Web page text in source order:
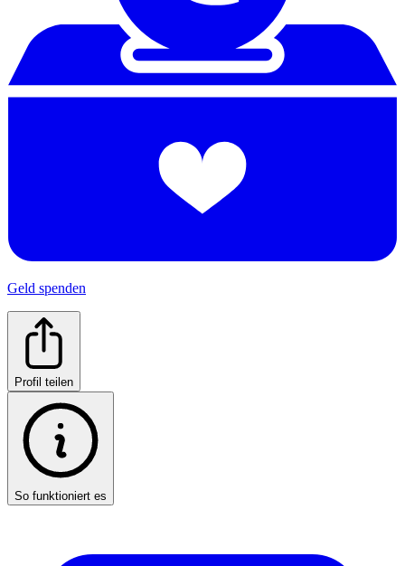
Geld spenden
Profil teilen
So funktioniert es